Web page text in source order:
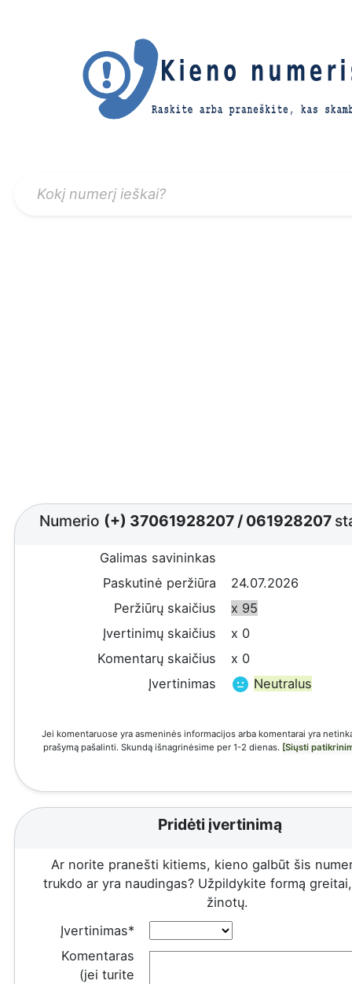
Numerio (+) 37061928207 /061928207
Galimas savininkas
Paskutinė peržiūra
24.07.2026
Peržiūrų skaičius
x 95
Įvertinimų skaičius
x 0
Komentarų skaičius
x 0
Įvertinimas
Neutralus
Jei komentaruose yra asmeninės informacijos arba komentarai yra
prašymą pašalinti. Skundą išnagrinėsime per 1-2 dienas. [Siųsti
Pridėti įvertinimą
Ar norite pranešti kitiems, kieno galbūt šis
trukdo ar yra naudingas? Užpildykite formą
žinotų.
Įvertinimas*
Komentaras
(jei turite